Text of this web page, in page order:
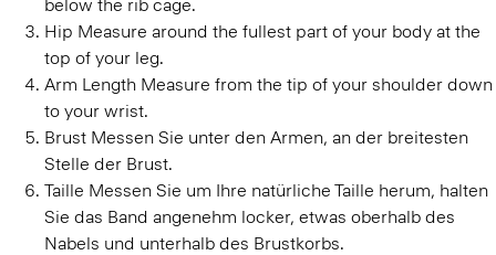
below the rib cage.
Hip Measure around the fullest part of your body at the
top of your leg.
Arm Length Measure from the tip of your shoulder down
to your wrist.
Brust Messen Sie unter den Armen, an der breitesten
Stelle der Brust.
Taille Messen Sie um Ihre natürliche Taille herum, halten
Sie das Band angenehm locker, etwas oberhalb des
Nabels und unterhalb des Brustkorbs.